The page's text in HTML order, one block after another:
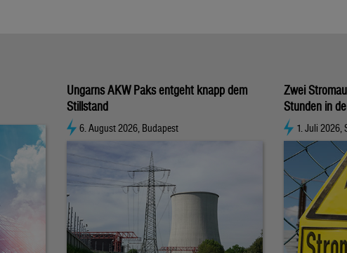
Ungarns AKW Paks entgeht knapp dem
Stillstand
6. August 2026, Budapest
Zwei
Stunden in
1. Juli 2026,